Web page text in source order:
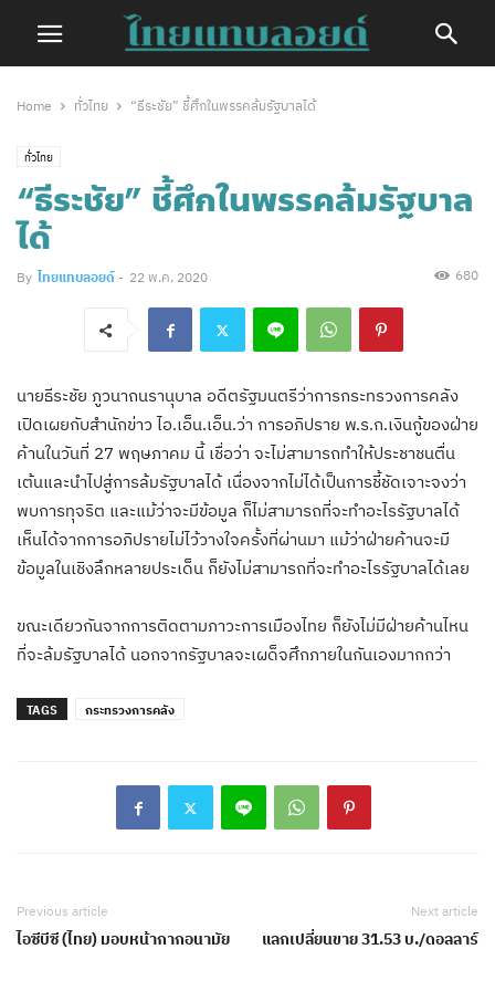
Home ทั่วไทย “ธีระชัย” ชี้ศึกในพรรคล้มรัฐบาลได้
ทั่วไทย
“ธีระชัย” ชี้ศึกในพรรคล้มรัฐบาล
ได้
By ไทยแทบลอยด์ - 22 พ.ค. 2020 680
นายธีระชัย ภูวนาถนรานุบาล อดีตรัฐมนตรีว่าการกระทรวงการคลัง
เปิดเผยกับสำนักข่าว ไอ.เอ็น.เอ็น.ว่า การอภิปราย พ.ร.ก.เงินกู้ของฝ่าย
ค้านในวันที่ 27 พฤษภาคม นี้ เชื่อว่า จะไม่สามารถทำให้ประชาชนตื่น
เต้นและนำไปสู่การล้มรัฐบาลได้ เนื่องจากไม่ได้เป็นการชี้ชัดเจาะจงว่า
พบการทุจริต และแม้ว่าจะมีข้อมูล ก็ไม่สามารถที่จะทำอะไรรัฐบาลได้
เห็นได้จากการอภิปรายไม่ไว้วางใจครั้งที่ผ่านมา แม้ว่าฝ่ายค้านจะมี
ข้อมูลในเชิงลึกหลายประเด็น ก็ยังไม่สามารถที่จะทำอะไรรัฐบาลได้เลย
ขณะเดียวกันจากการติดตามภาวะการเมืองไทย ก็ยังไม่มีฝ่ายค้านไหน
ที่จะล้มรัฐบาลได้ นอกจากรัฐบาลจะเผด็จศึกภายในกันเองมากกว่า
TAGS กระทรวงการคลัง
Previous article
ไอซีบีซี (ไทย) มอบหน้ากากอนามัย
Next article
แลกเปลี่ยนขาย 31.53 บ./ดอลลาร์